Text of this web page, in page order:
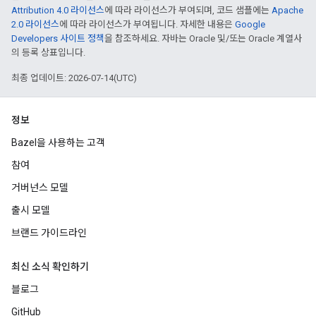
Attribution 4.0 라이선스에 따라 라이선스가 부여되며, 코드 샘플에는 Apache
2.0 라이선스에 따라 라이선스가 부여됩니다. 자세한 내용은 Google
Developers 사이트 정책을 참조하세요. 자바는 Oracle 및/또는 Oracle 계열사
의 등록 상표입니다.
최종 업데이트: 2026-07-14(UTC)
정보
Bazel을 사용하는 고객
참여
거버넌스 모델
출시 모델
브랜드 가이드라인
최신 소식 확인하기
블로그
GitHub